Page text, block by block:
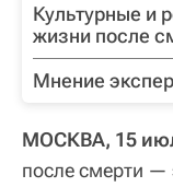
Культурные и
жизни после
Мнение
МОСКВА, 15
после смерти —